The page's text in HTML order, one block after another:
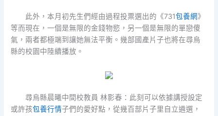
此外，本月初先生們經由過程投票選出的《731包養網》
等而現在，一個是無限的金錢物慾，另一個是無限的單戀傻
氣，兩者都極端到讓她無法平衡。幾部國產片子也將在尋烏
縣的校園中陸續播放。
尋烏縣晨曦中間校教員 林影春：此刻可以依據講授設定
或許孩包養行情子們的愛好點，從幾百部片子里自立遴選，